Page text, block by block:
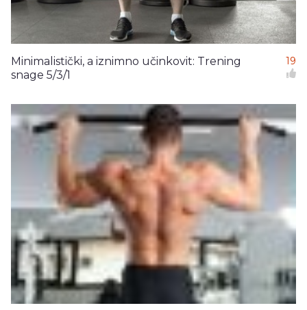
Minimalistički, a iznimno učinkovit: Trening
snage 5/3/1
19